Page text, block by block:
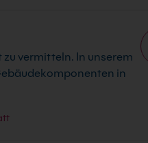
vermitteln. In unserem
in